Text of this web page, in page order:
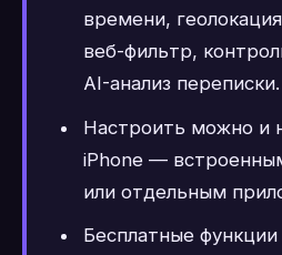
времени,
веб-фильтр,
AI-анализ переписки.
Настроить можно и
iPhone —
или отдельным
Бесплатные